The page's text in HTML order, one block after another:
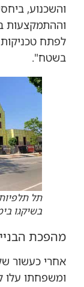
והשכנוע,
וההתמקצעות
לפתח
בשטח".
בשיקגו
מהפכת
אחרי כעשור
ומשפחתו עלו